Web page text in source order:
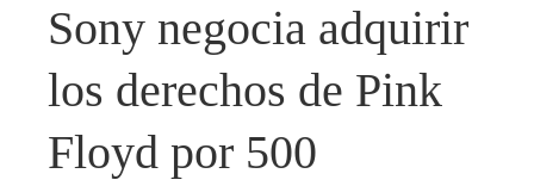
Sony negocia adquirir
los derechos de Pink
Floyd por 500